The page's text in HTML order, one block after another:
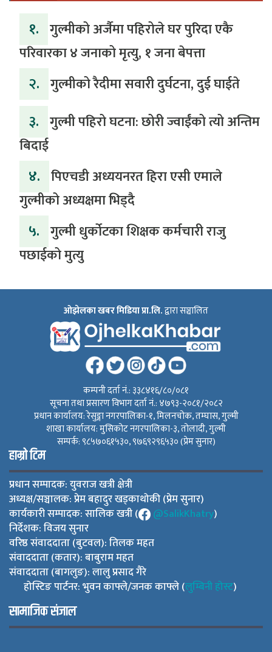
१. गुल्मीको अर्जैमा पहिरोले घर पुरिदा एकै
परिवारका ४ जनाको मृत्यु, १ जना बेपत्ता
२. गुल्मीको रैदीमा सवारी दुर्घटना, दुई घाईते
३. गुल्मी पहिरो घटना: छोरी ज्वाईंको त्यो अन्तिम
बिदाई
४. पिएचडी अध्ययनरत हिरा एसी एमाले
गुल्मीको अध्यक्षमा भिड्दै
५. गुल्मी धुर्कोटका शिक्षक कर्मचारी राजु
पछाईको मुत्यु
ओझेलका खबर मिडिया प्रा.लि.द्वारा सञ्चालित
कम्पनी दर्ता नं.: ३३८४१६/८०/०८१
सूचना तथा प्रसारण विभाग दर्ता नं.: ४७९३-२०८१/२०८२
प्रधान कार्यालय: रेसुङ्गा नगरपालिका-१, मिलनचोक, तम्घास, गुल्मी
शाखा कार्यालय: मुसिकोट नगरपालिका-३, तोलादी, गुल्मी
सम्पर्क: ९८५७०६१५३०, ९७६९२९६५३० (प्रेम सुनार)
हाम्रो टिम
प्रधान सम्पादक: युवराज खत्री क्षेत्री
अध्यक्ष/सञ्चालक: प्रेम बहादुर खड्काथोकी (प्रेम सुनार)
कार्यकारी सम्पादक: सालिक खत्री (
@SalikKhatry)
निर्देशक: विजय सुनार
वरिष्ठ संवाददाता (बुटवल): तिलक महत
संवाददाता (कतार): बाबुराम महत
संवाददाता (बागलुङ): लालु प्रसाद गैरे
होस्टिङ पार्टनर: भुवन काफ्ले/जनक काफ्ले (लुम्बिनी होस्ट)
सामाजिक संजाल